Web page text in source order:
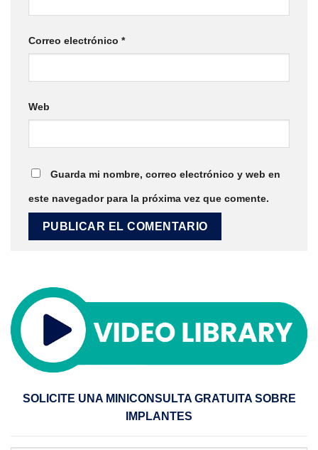
Correo electrónico *
Web
Guarda mi nombre, correo electrónico y web en
este navegador para la próxima vez que comente.
SOLICITE UNA MINICONSULTA GRATUITA SOBRE
IMPLANTES